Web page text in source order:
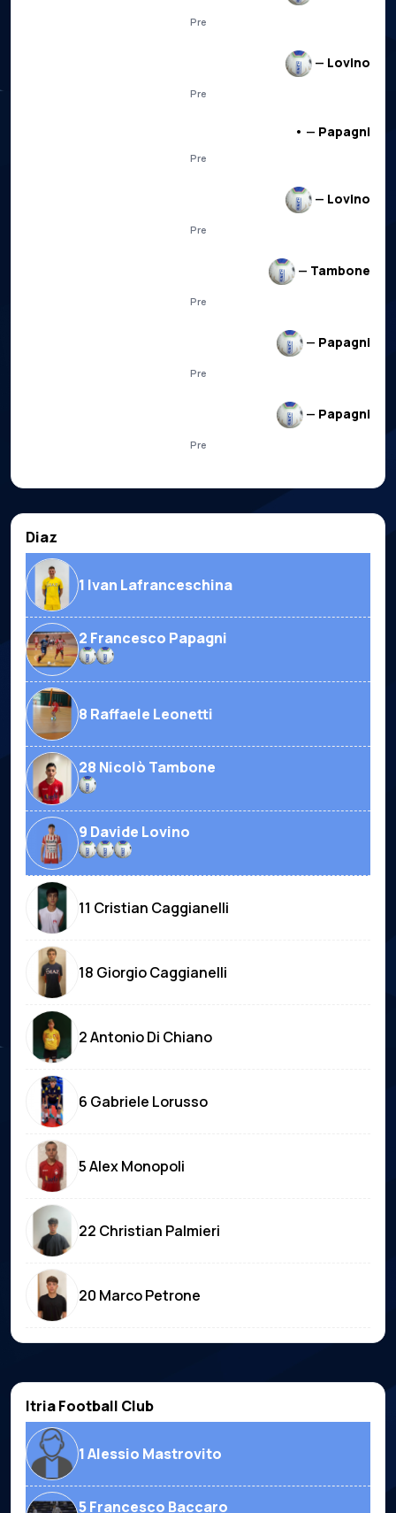
Pre
— Lovino
Pre
• — Papagni
Pre
— Lovino
Pre
— Tambone
Pre
— Papagni
Pre
— Papagni
Pre
Diaz
1 Ivan Lafranceschina
2 Francesco Papagni
8 Raffaele Leonetti
28 Nicolò Tambone
9 Davide Lovino
11 Cristian Caggianelli
18 Giorgio Caggianelli
2 Antonio Di Chiano
6 Gabriele Lorusso
5 Alex Monopoli
22 Christian Palmieri
20 Marco Petrone
Itria Football Club
1 Alessio Mastrovito
5 Francesco Baccaro